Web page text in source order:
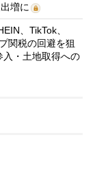
増に
、TikTok、
関税の回避を狙
・土地取得への